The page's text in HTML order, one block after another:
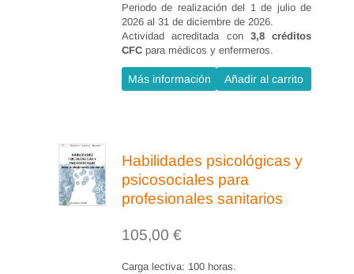
Periodo de realización del 1 de julio de
2026 al 31 de diciembre de 2026.
Actividad acreditada con 3,8 créditos
CFC para médicos y enfermeros.
Más información Añadir al carrito
Habilidades psicológicas y
psicosociales para
profesionales sanitarios
105,00 €
Carga lectiva: 100 horas.